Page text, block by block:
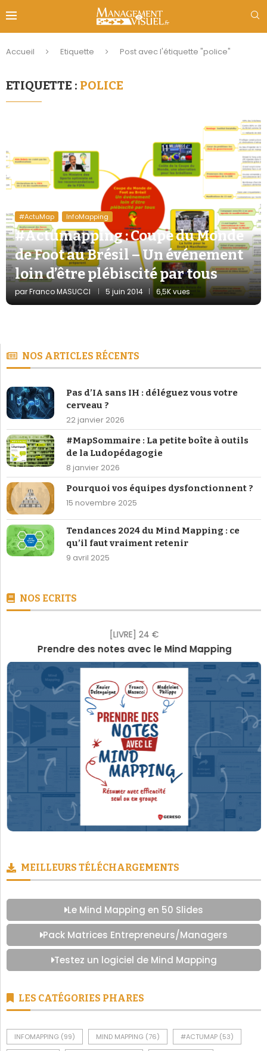
Accueil Etiquette Post avec l'étiquette "police"
ETIQUETTE : POLICE
#ActuMap InfoMapping
#Actumapping : Coupe du Monde
de Foot au Brésil – Un événement
loin d’être plébiscité par tous
parFranco MASUCCI 5 juin 2014 6,5K vues
NOS ARTICLES RÉCENTS
Pas d’IA sans IH : déléguez vous votre
cerveau ?
22 janvier 2026
#MapSommaire : La petite boîte à outils
de la Ludopédagogie
8 janvier 2026
Pourquoi vos équipes dysfonctionnent ?
15 novembre 2025
Tendances 2024 du Mind Mapping : ce
qu’il faut vraiment retenir
9 avril 2025
NOS ECRITS
[LIVRE] 24 €
Prendre des notes avec le Mind Mapping
MEILLEURS TÉLÉCHARGEMENTS
Le Mind Mapping en 50 Slides
Pack Matrices Entrepreneurs/Managers
Testez un logiciel de Mind Mapping
LES CATÉGORIES PHARES
INFOMAPPING (99) MIND MAPPING (76) #ACTUMAP (53)